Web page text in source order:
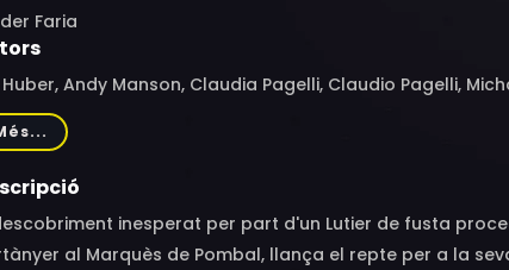
Faria
Huber, Andy Manson, Claudia Pagelli, Claudio Pagelli,
inesperat per part d'un Lutier de fusta
al Marquès de Pombal, llança el repte per a la